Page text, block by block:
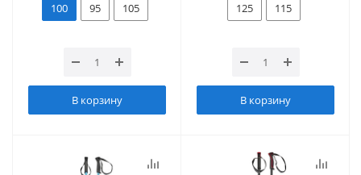
100 95 105
В корзину
125
115
В корзину